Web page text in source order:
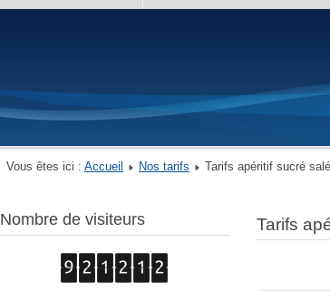
Vous êtes ici : Accueil Nos tarifs Tarifs apéritif sucré
Nombre de visiteurs Tarifs